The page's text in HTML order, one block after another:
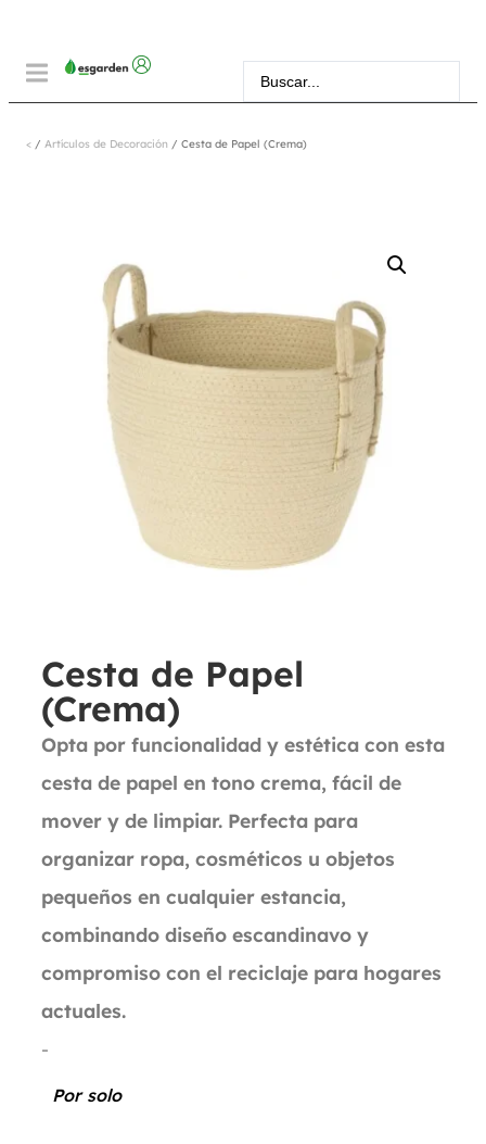
< / Artículos de Decoración / Cesta de Papel (Crema)
Cesta de Papel
(Crema)
Opta por funcionalidad y estética con esta
cesta de papel en tono crema, fácil de
mover y de limpiar. Perfecta para
organizar ropa, cosméticos u objetos
pequeños en cualquier estancia,
combinando diseño escandinavo y
compromiso con el reciclaje para hogares
actuales.
-
Por solo